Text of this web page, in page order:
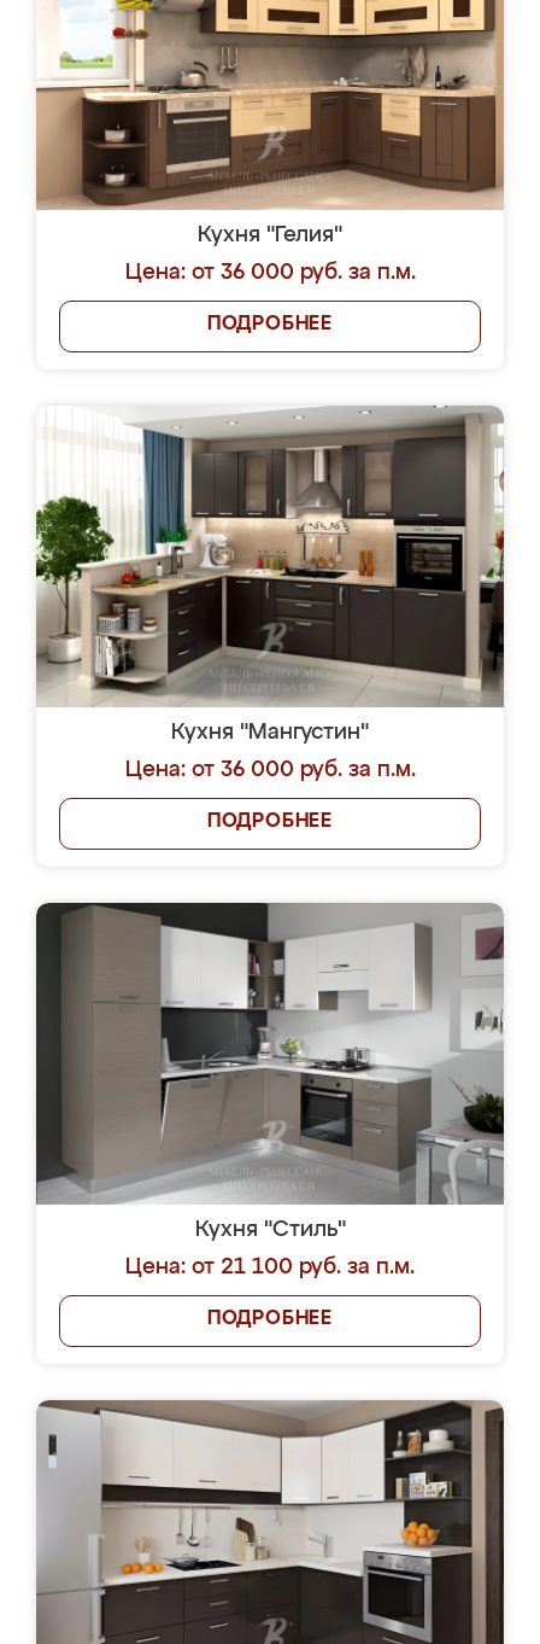
Кухня "Гелия"
Цена: от 36 000 руб. за п.м.
ПОДРОБНЕЕ
Кухня "Мангустин"
Цена: от 36 000 руб. за п.м.
ПОДРОБНЕЕ
Кухня "Стиль"
Цена: от 21 100 руб. за п.м.
ПОДРОБНЕЕ